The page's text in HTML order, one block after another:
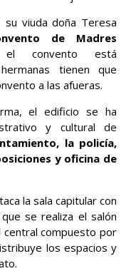
viuda doña Teresa
de Madres
convento está
tienen que
a las afueras.
el edificio se ha
y cultural de
la policía,
y oficina de
la sala capitular con
se realiza el salón
central compuesto por
los espacios y